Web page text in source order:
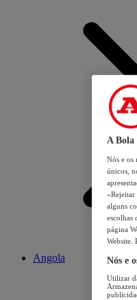
Angola
A Bola
Nós e os
únicos,
«Rejeitar
alguns
escolhas
página
Website.
Nós e
Utilizar